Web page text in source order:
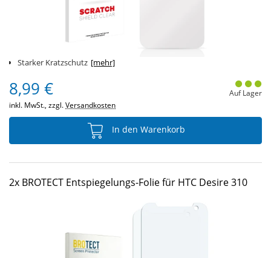
Starker Kratzschutz [mehr]
8,99 €
inkl. MwSt., zzgl.Versandkosten
Auf Lager
In den Warenkorb
2x BROTECT Entspiegelungs-Folie für HTC Desire 310